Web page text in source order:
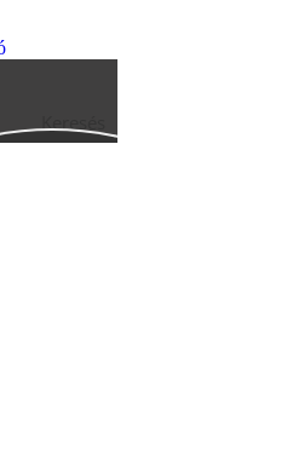
Keresés